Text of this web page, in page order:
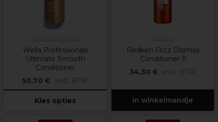
Wella Professionals
Ultimate Smooth
Conditioner
50,70 €
excl. BTW
Kies opties
Redken Frizz Dismiss
Conditioner 1l
34,30 €
excl. BTW
In winkelmandje